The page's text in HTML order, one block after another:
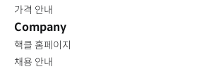
가격 안내
Company
핵클 홈페이지
채용 안내